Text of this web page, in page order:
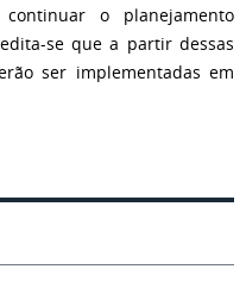
o planejamento
se que a partir dessas
ser implementadas em